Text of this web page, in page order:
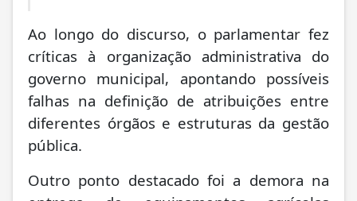
Ao longo do discurso, o parlamentar fez
críticas à organização administrativa do
governo municipal, apontando possíveis
falhas na definição de atribuições entre
diferentes órgãos e estruturas da gestão
pública.
Outro ponto destacado foi a demora na